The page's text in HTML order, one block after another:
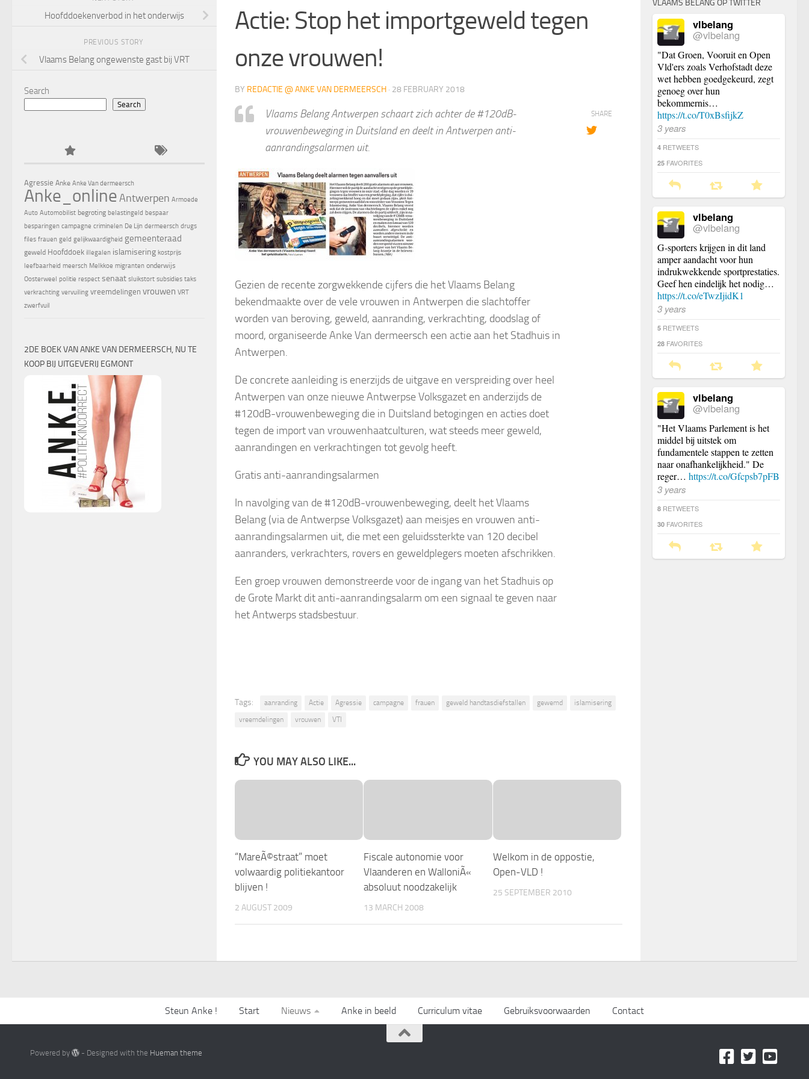
Actie: Stop het importgeweld tegen
onze vrouwen!
BY REDACTIE @ ANKE VAN DERMEERSCH · 28 FEBRUARY 2018
Vlaams Belang Antwerpen schaart zich achter de #120dB-
vrouwenbeweging in Duitsland en deelt in Antwerpen anti-
aanrandingsalarmen uit.
Gezien de recente zorgwekkende cijfers die het Vlaams Belang
bekendmaakte over de vele vrouwen in Antwerpen die slachtoffer
worden van beroving, geweld, aanranding, verkrachting, doodslag of
moord, organiseerde Anke Van dermeersch een actie aan het Stadhuis in
Antwerpen.
De concrete aanleiding is enerzijds de uitgave en verspreiding over heel
Antwerpen van onze nieuwe Antwerpse Volksgazet en anderzijds de
#120dB-vrouwenbeweging die in Duitsland betogingen en acties doet
tegen de import van vrouwenhaatculturen, wat steeds meer geweld,
aanrandingen en verkrachtingen tot gevolg heeft.
Gratis anti-aanrandingsalarmen
In navolging van de #120dB-vrouwenbeweging, deelt het Vlaams
Belang (via de Antwerpse Volksgazet) aan meisjes en vrouwen anti-
aanrandingsalarmen uit, die met een geluidssterkte van 120 decibel
aanranders, verkrachters, rovers en geweldplegers moeten afschrikken.
Een groep vrouwen demonstreerde voor de ingang van het Stadhuis op
de Grote Markt dit anti-aanrandingsalarm om een signaal te geven naar
het Antwerps stadsbestuur.
SHARE
Tags: aanranding Actie Agressie campagne frauen geweld handtasdiefstallen gewemd
islamisering
vreemdelingen
vrouwen VTI
YOU MAY ALSO LIKE...
“MareÃ©straat” moet
volwaardig politiekantoor
blijven !
2 AUGUST 2009
Fiscale autonomie voor
Vlaanderen en WalloniÃ«
absoluut noodzakelijk
13 MARCH 2008
Welkom in de oppostie,
Open-VLD !
25 SEPTEMBER 2010
Hoofddoekenverbod in het onderwijs
PREVIOUS STORY
Vlaams Belang ongewenste gast bij VRT
Search
Search
Agressie Anke Anke Van dermeersch
Anke_onlineAntwerpen Armoede
Auto Automobilist begroting belastingeld bespaar
besparingen campagne criminelen De Lijn dermeersch drugs
files frauen geld gelijkwaardigheid gemeenteraad
geweld Hoofddoek illegalen islamisering kostprijs
leefbaarheid meersch Melkkoe migranten onderwijs
Oosterweel politie respect senaat sluikstort subsidies taks
verkrachting vervuiling vreemdelingen vrouwen VRT
zwerfvuil
2DE BOEK VAN ANKE VAN DERMEERSCH, NU TE
KOOP BIJ UITGEVERIJ EGMONT
VLAAMS BELANG OP TWITTER
vlbelang
@vlbelang
"Dat Groen, Vooruit en Open
Vld'ers zoals Verhofstadt deze
wet hebben goedgekeurd, zegt
genoeg over hun
bekommernis…
https://t.co/T0xBsfijkZ
3 years
4 RETWEETS
25 FAVORITES
vlbelang
@vlbelang
G-sporters krijgen in dit land
amper aandacht voor hun
indrukwekkende sportprestaties.
Geef hen eindelijk het nodig…
https://t.co/eTwzIjidK1
3 years
5 RETWEETS
28 FAVORITES
vlbelang
@vlbelang
"Het Vlaams Parlement is het
middel bij uitstek om
fundamentele stappen te zetten
naar onafhankelijkheid." De
reger… https://t.co/Gfcpsb7pFB
3 years
8 RETWEETS
30 FAVORITES
Steun Anke ! Start Nieuws Anke in beeld Curriculum vitae Gebruiksvoorwaarden Contact
Powered by - Designed with the Hueman theme